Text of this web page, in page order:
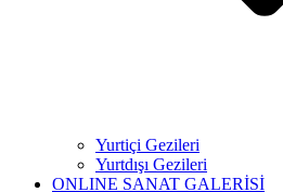
Yurtiçi Gezileri
Yurtdışı Gezileri
ONLINE SANAT GALERİSİ